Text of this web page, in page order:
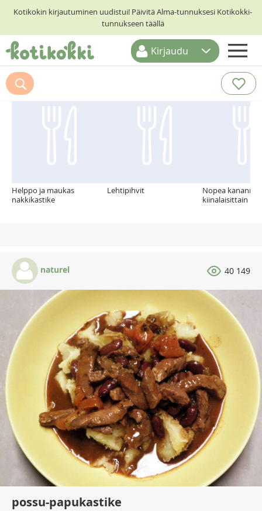
Kotikokin kirjautuminen uudistui! Päivitä Alma-tunnuksesi Kotikokki-
tunnukseen täällä
ETUSIVU
RESEPTIHAKU
Kirjaudu
Suosittelemme myös
Helppo ja maukas
nakkikastike
Lehtipihvit
Nopea
kiinalaisittain
naturel 40 149
possu-papukastike